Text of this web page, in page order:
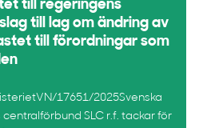
till regeringens
till lag om ändring av
till förordningar som
17651/2025Svenska
SLC r.f. tackar för